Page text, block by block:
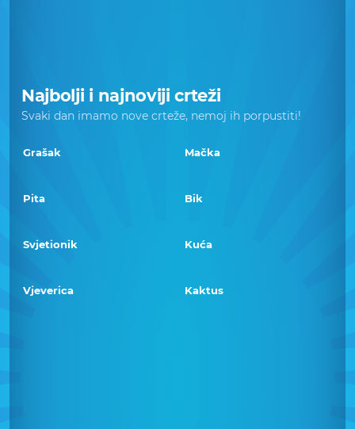
Najbolji i najnoviji crteži
Svaki dan imamo nove crteže, nemoj ih porpustiti!
Grašak Mačka
Pita Bik
Svjetionik Kuća
Vjeverica Kaktus